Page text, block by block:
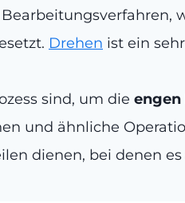
Drehen ist ein
sind, um die engen
und ähnliche
dienen, bei denen